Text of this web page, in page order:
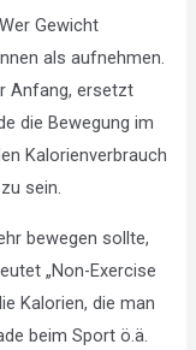
Gewicht
als aufnehmen.
Anfang, ersetzt
die Bewegung im
Kalorienverbrauch
sein.
bewegen sollte,
„Non-Exercise
Kalorien, die man
beim Sport ö.ä.